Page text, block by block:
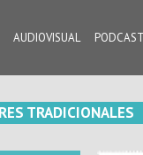
AUDIOVISUAL PODCAST
TRADICIONALES